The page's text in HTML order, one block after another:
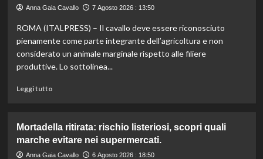
olio
vino:
l’IRVO
potenzia
per
Anna Gaia Cavallo 7 Agosto 2026 : 13:50
ROMA (ITALPRESS) – Il cavallo deve essere riconosciuto
pienamente come parte integrante dell’agricoltura e non
considerato un animale marginale rispetto alle filiere
produttive. Lo sottolinea...
Leggi tuttoLeggi
Il
cavallo:
una
Mortadella ritirata: rischio listeriosi, scopri quali
marche evitare nei supermercati.
Anna Gaia Cavallo 6 Agosto 2026 : 18:50